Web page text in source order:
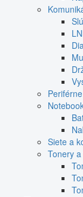
Siete a
Tonery